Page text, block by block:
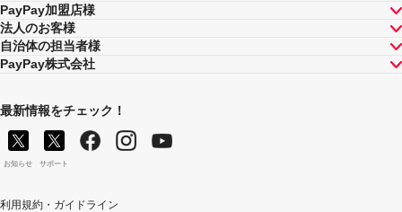
PayPay加盟店様
法人のお客様
自治体の担当者様
PayPay株式会社
最新情報をチェック！
お知らせ サポート
利用規約・ガイドライン